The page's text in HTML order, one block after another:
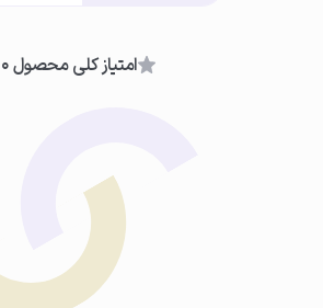
مقدار مناسبی از فوم را با پمپ کردن روی پوست صورت
امتیاز کلی محصول 0